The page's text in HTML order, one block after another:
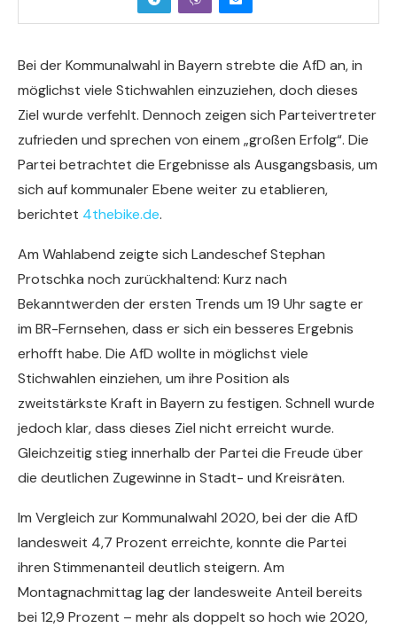
Bei der Kommunalwahl in Bayern strebte die AfD an, in
möglichst viele Stichwahlen einzuziehen, doch dieses
Ziel wurde verfehlt. Dennoch zeigen sich Parteivertreter
zufrieden und sprechen von einem „großen Erfolg“. Die
Partei betrachtet die Ergebnisse als Ausgangsbasis, um
sich auf kommunaler Ebene weiter zu etablieren,
berichtet 4thebike.de.
Am Wahlabend zeigte sich Landeschef Stephan
Protschka noch zurückhaltend: Kurz nach
Bekanntwerden der ersten Trends um 19 Uhr sagte er
im BR-Fernsehen, dass er sich ein besseres Ergebnis
erhofft habe. Die AfD wollte in möglichst viele
Stichwahlen einziehen, um ihre Position als
zweitstärkste Kraft in Bayern zu festigen. Schnell wurde
jedoch klar, dass dieses Ziel nicht erreicht wurde.
Gleichzeitig stieg innerhalb der Partei die Freude über
die deutlichen Zugewinne in Stadt- und Kreisräten.
Im Vergleich zur Kommunalwahl 2020, bei der die AfD
landesweit 4,7 Prozent erreichte, konnte die Partei
ihren Stimmenanteil deutlich steigern. Am
Montagnachmittag lag der landesweite Anteil bereits
bei 12,9 Prozent – mehr als doppelt so hoch wie 2020,